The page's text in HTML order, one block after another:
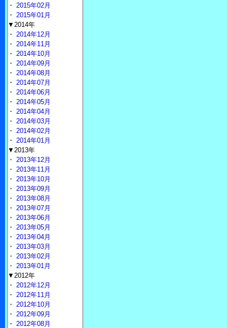
・ 2015年02月
・ 2015年01月
▼2014年
・ 2014年12月
・ 2014年11月
・ 2014年10月
・ 2014年09月
・ 2014年08月
・ 2014年07月
・ 2014年06月
・ 2014年05月
・ 2014年04月
・ 2014年03月
・ 2014年02月
・ 2014年01月
▼2013年
・ 2013年12月
・ 2013年11月
・ 2013年10月
・ 2013年09月
・ 2013年08月
・ 2013年07月
・ 2013年06月
・ 2013年05月
・ 2013年04月
・ 2013年03月
・ 2013年02月
・ 2013年01月
▼2012年
・ 2012年12月
・ 2012年11月
・ 2012年10月
・ 2012年09月
・ 2012年08月